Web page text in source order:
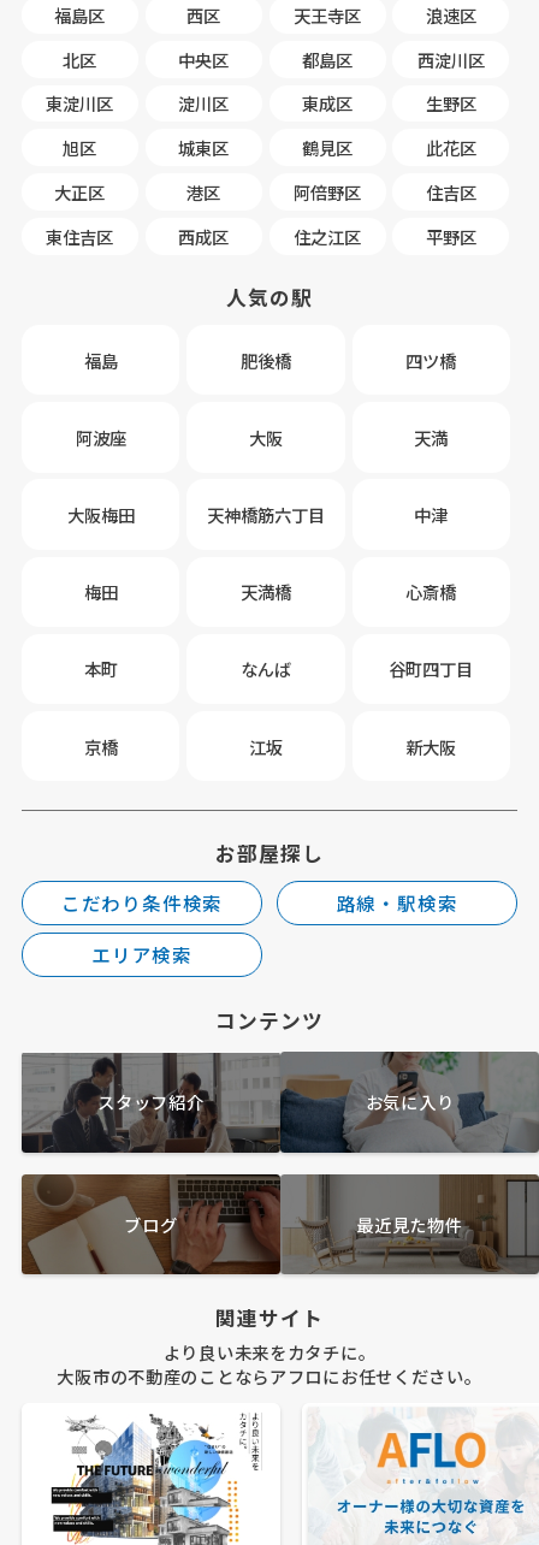
福島区 西区 天王寺区
浪速区
北区
中央区 都島区
西淀川区
東淀川区
淀川区 東成区
生野区
旭区
城東区 鶴見区
此花区
大正区
港区 阿倍野区
住吉区
東住吉区
西成区 住之江区 平野区
人気の駅
福島 肥後橋 四ツ橋
阿波座 大阪 天満
大阪梅田 天神橋筋六丁目 中津
梅田 天満橋 心斎橋
本町 なんば 谷町四丁目
京橋 江坂 新大阪
お部屋探し
こだわり条件検索
路線・駅検索
エリア検索
コンテンツ
スタッフ紹介 お気に入り
ブログ 最近見た物件
関連サイト
より良い未来をカタチに。
大阪市の不動産のことならアフロにお任せください。